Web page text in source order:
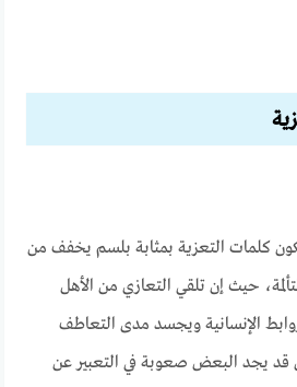
كلمات التعزية بمثابة بلسم يخفف من
حيث إن تلقي التعازي من الأهل
الإنسانية ويجسد مدى التعاطف
قد يجد البعض صعوبة في التعبير عن